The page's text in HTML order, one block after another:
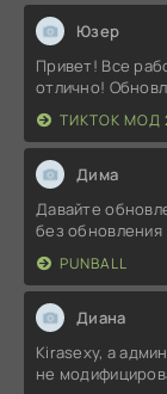
Юзер
Привет! Все
отлично!
ТИКТОК МОД
Дима
Давайте
без обновления
PUNBALL
Диана
Kirasexy, а
не